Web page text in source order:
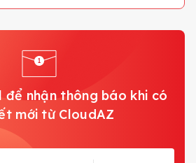
nhận thông báo khi có
mới từ CloudAZ